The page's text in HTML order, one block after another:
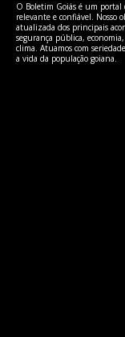
O Boletim Goiás é um portal
relevante e confiável. Nosso
atualizada dos principais
segurança pública,
clima. Atuamos com
a vida da população goiana.